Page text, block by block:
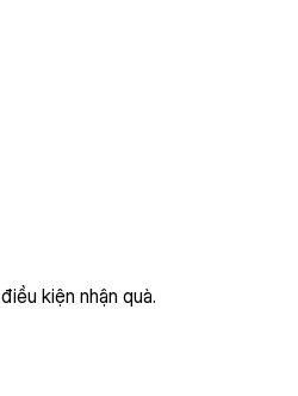
kiện nhận quà.